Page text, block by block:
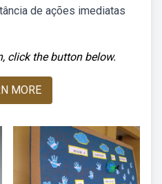
de ações imediatas
click the button below.
MORE